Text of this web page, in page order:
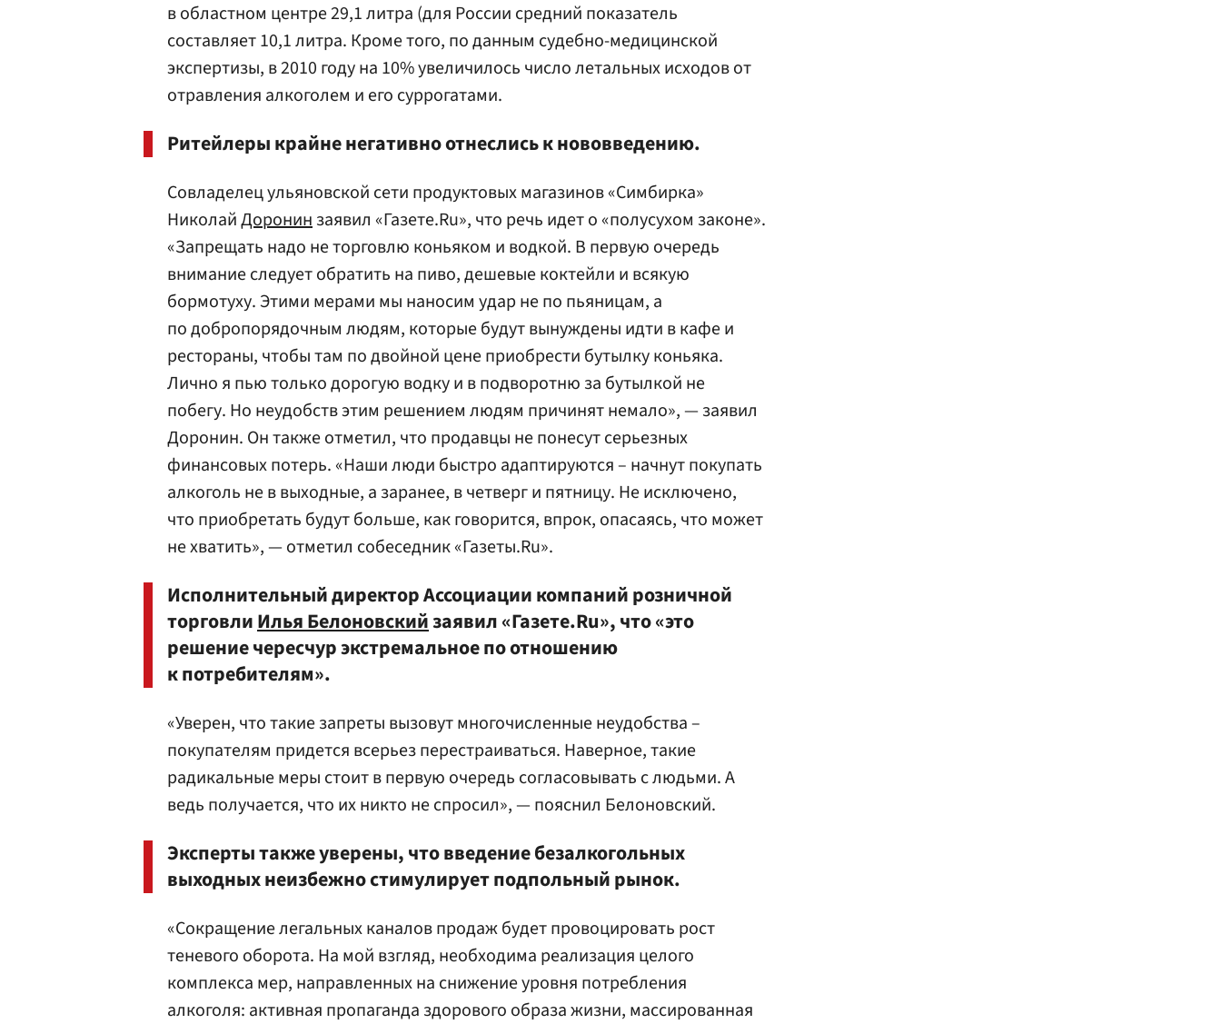
в областном центре 29,1 литра (для России средний показатель
составляет 10,1 литра. Кроме того, по данным судебно-медицинской
экспертизы, в 2010 году на 10% увеличилось число летальных исходов от
отравления алкоголем и его суррогатами.
Ритейлеры крайне негативно отнеслись к нововведению.
Совладелец ульяновской сети продуктовых магазинов «Симбирка»
НиколайДоронинзаявил «Газете.Ru», что речь идет о «полусухом законе».
«Запрещать надо не торговлю коньяком и водкой. В первую очередь
внимание следует обратить на пиво, дешевые коктейли и всякую
бормотуху. Этими мерами мы наносим удар не по пьяницам, а
по добропорядочным людям, которые будут вынуждены идти в кафе и
рестораны, чтобы там по двойной цене приобрести бутылку коньяка.
Лично я пью только дорогую водку и в подворотню за бутылкой не
побегу. Но неудобств этим решением людям причинят немало», — заявил
Доронин. Он также отметил, что продавцы не понесут серьезных
финансовых потерь. «Наши люди быстро адаптируются – начнут покупать
алкоголь не в выходные, а заранее, в четверг и пятницу. Не исключено,
что приобретать будут больше, как говорится, впрок, опасаясь, что может
не хватить», — отметил собеседник «Газеты.Ru».
Исполнительный директор Ассоциации компаний розничной
торговлиИлья Белоновскийзаявил «Газете.Ru», что «это
решение чересчур экстремальное по отношению
к потребителям».
«Уверен, что такие запреты вызовут многочисленные неудобства –
покупателям придется всерьез перестраиваться. Наверное, такие
радикальные меры стоит в первую очередь согласовывать с людьми. А
ведь получается, что их никто не спросил», — пояснил Белоновский.
Эксперты также уверены, что введение безалкогольных
выходных неизбежно стимулирует подпольный рынок.
«Сокращение легальных каналов продаж будет провоцировать рост
теневого оборота. На мой взгляд, необходима реализация целого
комплекса мер, направленных на снижение уровня потребления
алкоголя: активная пропаганда здорового образа жизни, массированная